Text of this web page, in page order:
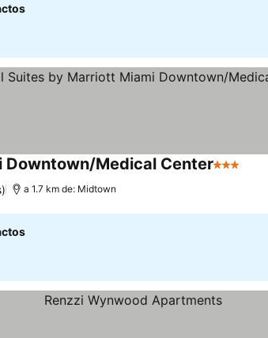
Downtown/Medical Center3 Estrellas
a 1.7 km de: Midtown